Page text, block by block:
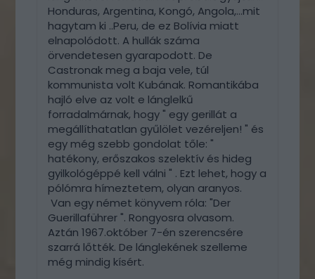
Honduras, Argentina, Kongó, Angola,...mit
hagytam ki ..Peru, de ez Bolívia miatt
elnapolódott. A hullák száma
örvendetesen gyarapodott. De
Castronak meg a baja vele, túl
kommunista volt Kubának. Romantikába
hajló elve az volt e lánglelkű
forradalmárnak, hogy " egy gerillát a
megállíthatatlan gyűlölet vezéreljen! " és
egy még szebb gondolat tőle: "
hatékony, erőszakos szelektív és hideg
gyilkológéppé kell válni " . Ezt lehet, hogy a
pólómra hímeztetem, olyan aranyos.
Van egy német könyvem róla: "Der
Guerillaführer ". Rongyosra olvasom.
Aztán 1967.október 7-én szerencsére
szarrá lőtték. De lánglekének szelleme
még mindig kísért.